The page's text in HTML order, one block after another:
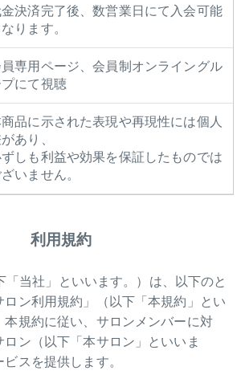
決済完了後、数営業日にて入会可能
ります。
専用ページ、会員制オンライングル
にて視聴
品に示された表現や再現性には個人
あり、
しも利益や効果を保証したものでは
いません。
利用規約
「当社」といいます。）は、以下のと
ロン利用規約」（以下「本規約」とい
本規約に従い、サロンメンバーに対
ロン（以下「本サロン」といいま
スを提供します。